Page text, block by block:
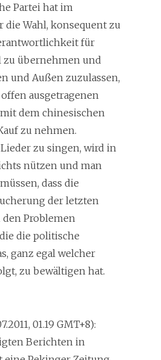
Partei hat im
die Wahl, konsequent zu
für
zu übernehmen und
und Außen zuzulassen,
ausgetragenen
dem chinesischen
zu nehmen.
zu singen, wird in
nützen und man
dass die
der letzten
den Problemen
die politische
ganz egal welcher
zu bewältigen hat.
01.19 GMT+8):
Berichten in